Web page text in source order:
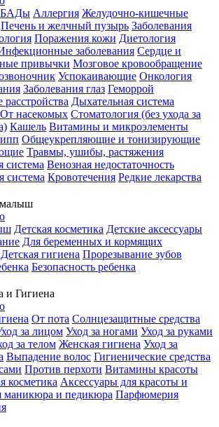
БАДы Аллергия Желудочно-кишечные
Печень и желчный пузырь Заболевания
Поражения кожи Диетология
заболевания Сердце и
привычки Мозговое кровообращение
Успокаивающие Онкология
Заболевания глаз Геморрой
Дыхательная система
От насекомых Стоматология (без ухода за
Кашель Витамины и микроэлементы
Общеукрепляющие и тонизирующие
Травмы, ушибы, растяжения
система Венозная недостаточность
система Кровотечения Редкие лекарства
Детская косметика Детские аксессуары
Для беременных и кормящих
Детская гигиена Прорезывание зубов
Безопасность ребенка
и Гигиена
От пота Солнцезащитные средства
за лицом Уход за ногами Уход за руками
за телом Женская гигиена Уход за
Выпадение волос Гигиенические средства
Против перхоти Витамины красоты
косметика Аксессуары для красоты и
маникюра и педикюра Парфюмерия